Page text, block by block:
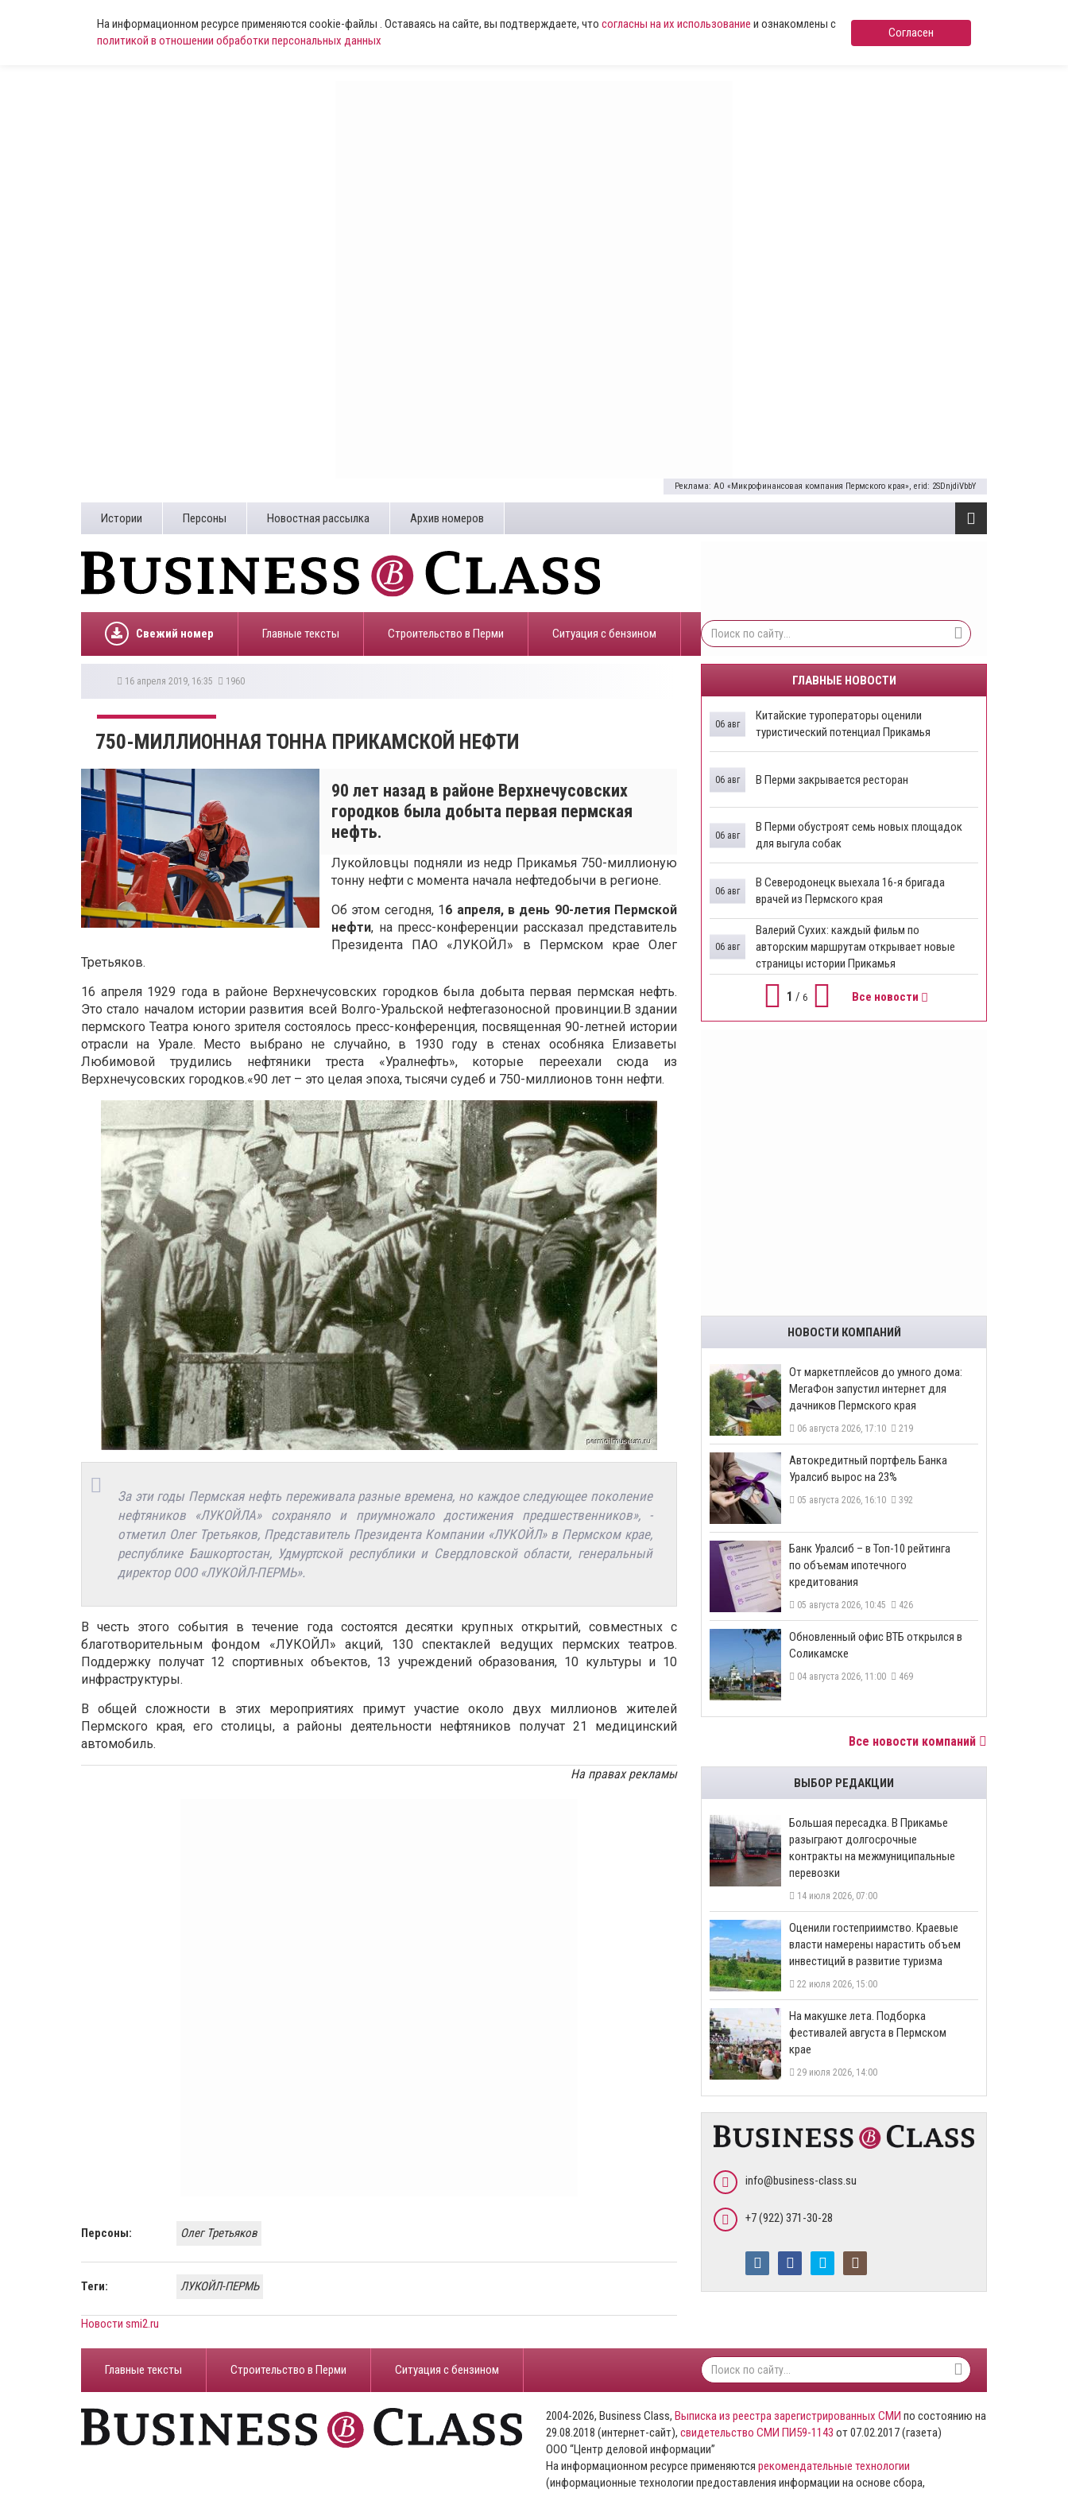
На информационном ресурсе применяются cookie-файлы . Оставаясь на сайте, вы подтверждаете, что согласны на их использование и ознакомлены с
политикой в отношении обработки персональных данных
Согласен
Реклама: АО «Микрофинансовая компания Пермского края», erid: 2SDnjdiVbbY
Истории Персоны Новостная рассылка Архив номеров
Свежий номер Главные тексты Строительство в Перми ​Ситуация с бензином
16 апреля 2019, 16:35 1960
750-МИЛЛИОННАЯ ТОННА ПРИКАМСКОЙ НЕФТИ
90 лет назад в районе Верхнечусовских
городков была добыта первая пермская
нефть.
Лукойловцы подняли из недр Прикамья 750-миллионую
тонну нефти с момента начала нефтедобычи в регионе.
Об этом сегодня, 16 апреля, в день 90-летия Пермской
нефти, на пресс-конференции рассказал представитель
Президента ПАО «ЛУКОЙЛ» в Пермском крае Олег
Третьяков.
16 апреля 1929 года в районе Верхнечусовских городков была добыта первая пермская нефть.
Это стало началом истории развития всей Волго-Уральской нефтегазоносной провинции.В здании
пермского Театра юного зрителя состоялось пресс-конференция, посвященная 90-летней истории
отрасли на Урале. Место выбрано не случайно, в 1930 году в стенах особняка Елизаветы
Любимовой трудились нефтяники треста «Уралнефть», которые переехали сюда из
Верхнечусовских городков.«90 лет – это целая эпоха, тысячи судеб и 750-миллионов тонн нефти.
За эти годы Пермская нефть переживала разные времена, но каждое следующее поколение
нефтяников «ЛУКОЙЛА» сохраняло и приумножало достижения предшественников», -
отметил Олег Третьяков, Представитель Президента Компании «ЛУКОЙЛ» в Пермском крае,
республике Башкортостан, Удмуртской республики и Свердловской области, генеральный
директор ООО «ЛУКОЙЛ-ПЕРМЬ».
В честь этого события в течение года состоятся десятки крупных открытий, совместных с
благотворительным фондом «ЛУКОЙЛ» акций, 130 спектаклей ведущих пермских театров.
Поддержку получат 12 спортивных объектов, 13 учреждений образования, 10 культуры и 10
инфраструктуры.
В общей сложности в этих мероприятиях примут участие около двух миллионов жителей
Пермского края, его столицы, а районы деятельности нефтяников получат 21 медицинский
автомобиль.
На правах рекламы
Персоны: Олег Третьяков
Теги: ЛУКОЙЛ-ПЕРМЬ
Новости smi2.ru
ГЛАВНЫЕ НОВОСТИ
Китайские туроператоры оценили
туристический потенциал Прикамья
06 авг
В Перми закрывается ресторан
06 авг
​В Перми обустроят семь новых площадок
для выгула собак
06 авг
В Северодонецк выехала 16-я бригада
врачей из Пермского края
06 авг
​Валерий Сухих: каждый фильм по
авторским маршрутам открывает новые
страницы истории Прикамья
06 авг
1 / 6 Все новости
НОВОСТИ КОМПАНИЙ
От маркетплейсов до умного дома:
МегаФон запустил интернет для
дачников Пермского края
06 августа 2026, 17:10 219
​Автокредитный портфель Банка
Уралсиб вырос на 23%
05 августа 2026, 16:10 392
​Банк Уралсиб – в Топ-10 рейтинга
по объемам ипотечного
кредитования
05 августа 2026, 10:45 426
​Обновленный офис ВТБ открылся в
Соликамске
04 августа 2026, 11:00 469
Все новости компаний
ВЫБОР РЕДАКЦИИ
Большая пересадка. В Прикамье
разыграют долгосрочные
контракты на межмуниципальные
перевозки
14 июля 2026, 07:00
Оценили гостеприимство. Краевые
власти намерены нарастить объем
инвестиций в развитие туризма
22 июля 2026, 15:00
На макушке лета. Подборка
фестивалей августа в Пермском
крае
29 июля 2026, 14:00
info@business-class.su
+7 (922) 371-30-28
Главные тексты Строительство в Перми ​Ситуация с бензином
2004-2026, Business Class, Выписка из реестра зарегистрированных СМИ по состоянию на
29.08.2018 (интернет-сайт), свидетельство СМИ ПИ59-1143 от 07.02.2017 (газета)
ООО “Центр деловой информации”
На информационном ресурсе применяются рекомендательные технологии
(информационные технологии предоставления информации на основе сбора,